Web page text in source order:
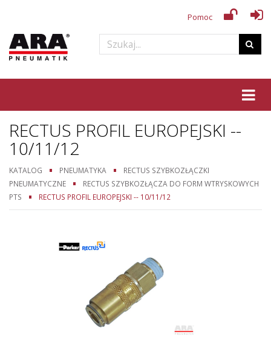
Pomoc
RECTUS PROFIL EUROPEJSKI --
10/11/12
KATALOG PNEUMATYKA
RECTUS SZYBKOZŁĄCZKI
PNEUMATYCZNE
RECTUS SZYBKOZŁĄCZA DO FORM WTRYSKOWYCH
PTS
RECTUS PROFIL EUROPEJSKI -- 10/11/12